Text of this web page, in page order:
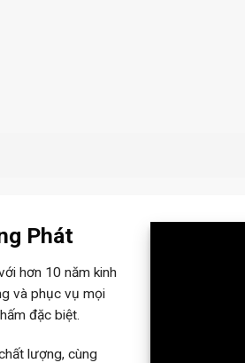
Phát
hơn 10 năm kinh
và phục vụ mọi
đặc biệt.
lượng, cùng